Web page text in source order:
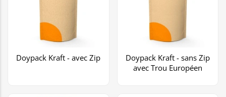
Doypack Kraft - avec Zip
Doypack Kraft - sans Zip
avec Trou Européen